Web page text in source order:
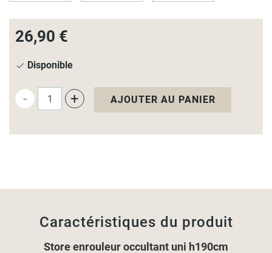
Bleu glacier Noir
26,90 €
Disponible
- + AJOUTER AU PANIER
Caractéristiques du produit
Store enrouleur occultant uni h190cm